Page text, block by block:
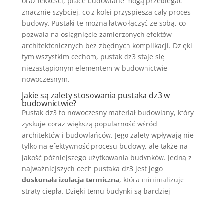
znacznie szybciej, co z kolei przyspiesza cały proces
budowy. Pustaki te można łatwo łączyć ze sobą, co
pozwala na osiągnięcie zamierzonych efektów
architektonicznych bez zbędnych komplikacji. Dzięki
tym wszystkim cechom, pustak dz3 staje się
niezastąpionym elementem w budownictwie
nowoczesnym.
Jakie są zalety stosowania pustaka dz3 w
budownictwie?
Pustak dz3 to nowoczesny materiał budowlany, który
zyskuje coraz większą popularność wśród
architektów i budowlańców. Jego zalety wpływają nie
tylko na efektywność procesu budowy, ale także na
jakość późniejszego użytkowania budynków. Jedną z
najważniejszych cech pustaka dz3 jest jego
doskonała izolacja termiczna, która minimalizuje
straty ciepła. Dzięki temu budynki są bardziej